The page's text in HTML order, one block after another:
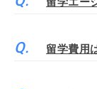
留学費用